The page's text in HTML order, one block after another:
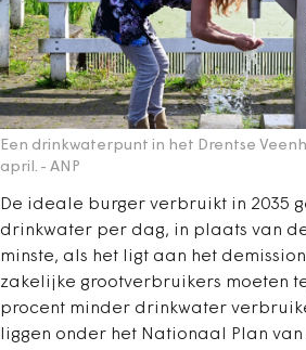
Een drinkwaterpunt in het Drentse
april. - ANP
De ideale burger verbruikt in 2035
drinkwater per dag, in plaats van
minste, als het ligt aan het
zakelijke grootverbruikers moeten
procent minder drinkwater
liggen onder het Nationaal Plan